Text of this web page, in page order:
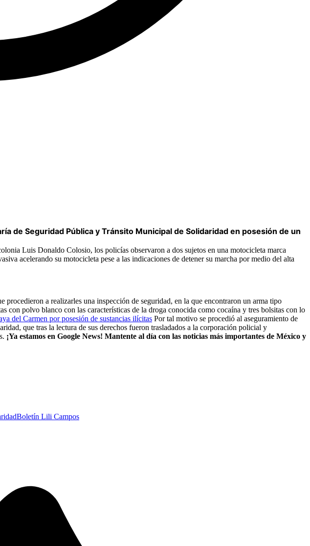
de Seguridad Pública y Tránsito Municipal de Solidaridad en posesión de un
Luis Donaldo Colosio, los policías observaron a dos sujetos en una motocicleta marca
acelerando su motocicleta pese a las indicaciones de detener su marcha por medio del alta
a realizarles una inspección de seguridad, en la que encontraron un arma tipo
con polvo blanco con las características de la droga conocida como cocaína y tres bolsitas con lo
del Carmen por posesión de sustancias ilícitas Por tal motivo se procedió al aseguramiento de
que tras la lectura de sus derechos fueron trasladados a la corporación policial y
¡Ya estamos en Google News! Mantente al día con las noticias más importantes de México y
Boletín Lili Campos